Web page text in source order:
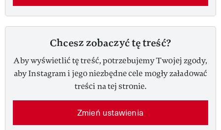
Chcesz zobaczyć tę treść?
Aby wyświetlić tę treść, potrzebujemy Twojej zgody,
aby Instagram i jego niezbędne cele mogły załadować
treści na tej stronie.
Zmień ustawienia